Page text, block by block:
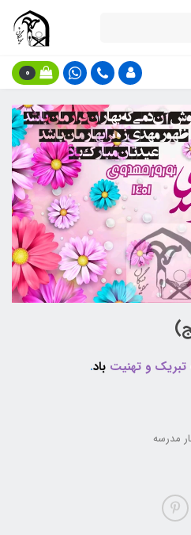
0
تبریک و تهنیت باد.
مدرسه